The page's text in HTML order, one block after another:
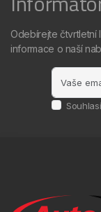
Odebírejte čtvrtletní
informace o naší